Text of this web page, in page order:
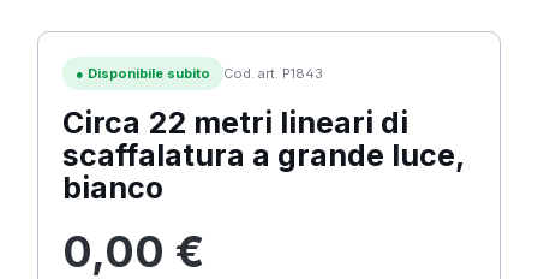
● Disponibile subito Cod. art. P1843
Circa 22 metri lineari di
scaffalatura a grande luce,
bianco
0,00 €